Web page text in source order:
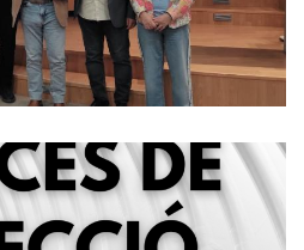
Altres
Concurs